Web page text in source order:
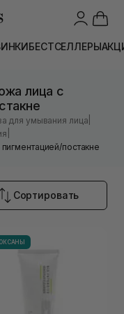
БЕСТСЕЛЛЕРЫ
лица с
для умывания лица
постакне
Сортировать